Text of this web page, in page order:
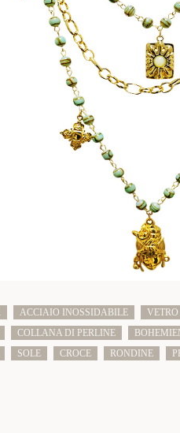
ACCIAIO INOSSIDABILE
COLLANA DI PERLINE
SOLE CROCE RONDINE